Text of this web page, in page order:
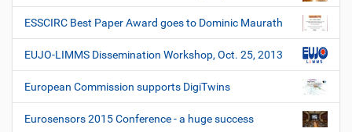
ESSCIRC Best Paper Award goes to Dominic Maurath
EUJO-LIMMS Dissemination Workshop, Oct. 25, 2013
European Commission supports DigiTwins
Eurosensors 2015 Conference - a huge success